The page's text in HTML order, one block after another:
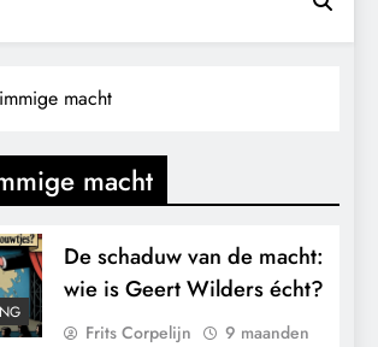
macht
macht
De schaduw van de macht:
wie is Geert Wilders écht?
Frits Corpelijn
9 maanden